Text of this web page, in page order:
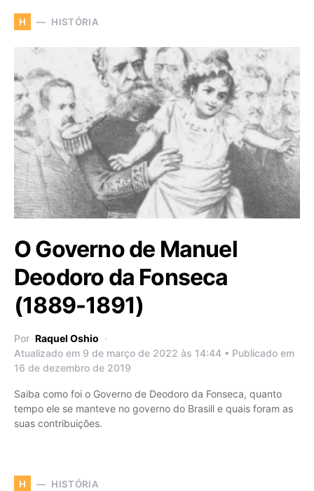
H HISTÓRIA
O Governo de Manuel
Deodoro da Fonseca
(1889-1891)
Por Raquel Oshio
Atualizado em 9 de março de 2022 às 14:44 • Publicado em
16 de dezembro de 2019
Saiba como foi o Governo de Deodoro da Fonseca, quanto
tempo ele se manteve no governo do Brasill e quais foram as
suas contribuições.
H HISTÓRIA